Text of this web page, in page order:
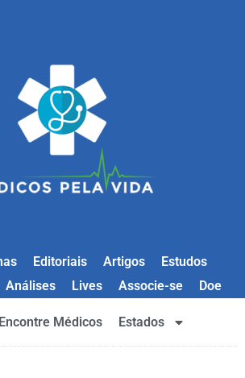
Editoriais Artigos
Estudos
Análises Lives Associe-se Doe
Encontre Médicos Estados